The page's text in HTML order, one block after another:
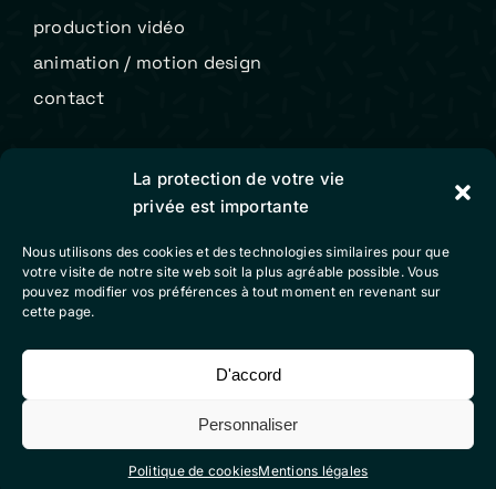
La protection de votre vie
privée est importante
Nous utilisons des cookies et des technologies similaires pour que
votre visite de notre site web soit la plus agréable possible. Vous
pouvez modifier vos préférences à tout moment en revenant sur
cette page.
D'accord
Personnaliser
Politique de cookiesMentions légales
production vidéo
animation / motion design
contact
Colibri Vidéo
conditions générales de vente
politique de cookies (eu)
Suivez-nous sur nos réseaux sociaux